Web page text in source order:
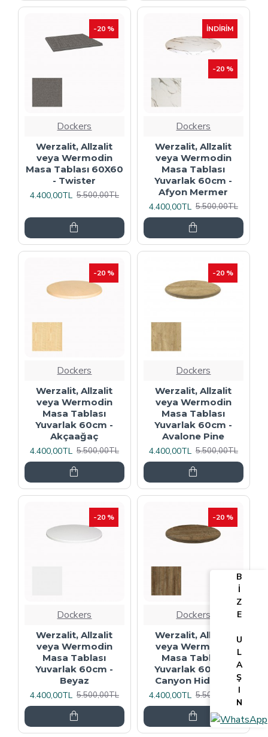
-20 %
Dockers
Werzalit, Allzalit
veya Wermodin
Masa Tablası 60X60
- Twister
4.400,00TL 5.500,00TL
İNDIRIM
-20 %
Dockers
Werzalit, Allzalit
veya Wermodin
Masa Tablası
Yuvarlak 60cm -
Afyon Mermer
4.400,00TL 5.500,00TL
-20 %
Dockers
Werzalit, Allzalit
veya Wermodin
Masa Tablası
Yuvarlak 60cm -
Akçaağaç
4.400,00TL 5.500,00TL
-20 %
Dockers
Werzalit, Allzalit
veya Wermodin
Masa Tablası
Yuvarlak 60cm -
Avalone Pine
4.400,00TL 5.500,00TL
-20 %
Dockers
Werzalit, Allzalit
veya Wermodin
Masa Tablası
Yuvarlak 60cm -
Beyaz
4.400,00TL 5.500,00TL
-20 %
Dockers
Werzalit, Allzalit
veya Wermodin
Masa Tablası
Yuvarlak 60cm -
Canyon Hidalgo
4.400,00TL 5.500,00TL
B
İ
Z
E
U
L
A
Ş
I
N